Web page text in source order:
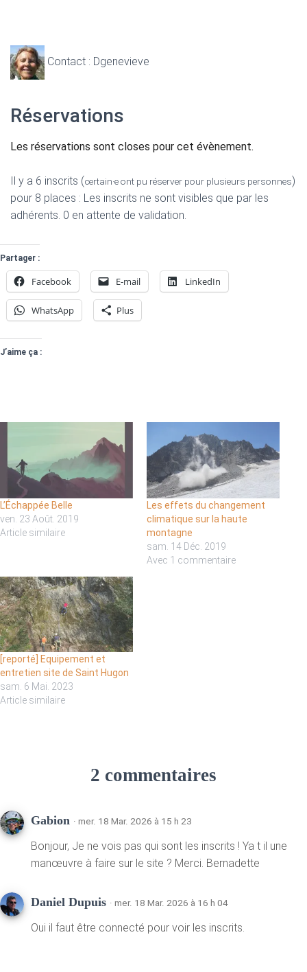
Contact : Dgenevieve
Réservations
Les réservations sont closes pour cet évènement.
Il y a 6 inscrits (certain·e ont pu réserver pour plusieurs personnes)
pour 8 places : Les inscrits ne sont visibles que par les
adhérents. 0 en attente de validation.
Partager :
Facebook E-mail LinkedIn
WhatsApp Plus
J’aime ça :
L’Échappée Belle
ven. 23 Août. 2019
Article similaire
Les effets du changement
climatique sur la haute
montagne
sam. 14 Déc. 2019
Avec 1 commentaire
[reporté] Equipement et
entretien site de Saint Hugon
sam. 6 Mai. 2023
Article similaire
2 commentaires
Gabion · mer. 18 Mar. 2026 à 15 h 23
Bonjour, Je ne vois pas qui sont les inscrits ! Ya t il une
manœuvre à faire sur le site ? Merci. Bernadette
Daniel Dupuis · mer. 18 Mar. 2026 à 16 h 04
Oui il faut être connecté pour voir les inscrits.